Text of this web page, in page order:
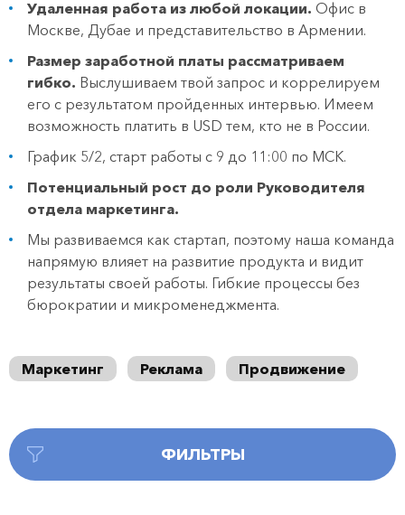
Удаленная работа из любой локации. Офис в
Москве, Дубае и представительство в Армении.
Размер заработной платы рассматриваем
гибко. Выслушиваем твой запрос и коррелируем
его с результатом пройденных интервью. Имеем
возможность платить в USD тем, кто не в России.
График 5/2, старт работы с 9 до 11:00 по МСК.
Потенциальный рост до роли Руководителя
отдела маркетинга.
Мы развиваемся как стартап, поэтому наша команда
напрямую влияет на развитие продукта и видит
результаты своей работы. Гибкие процессы без
бюрократии и микроменеджмента.
Маркетинг Реклама Продвижение
ФИЛЬТРЫ